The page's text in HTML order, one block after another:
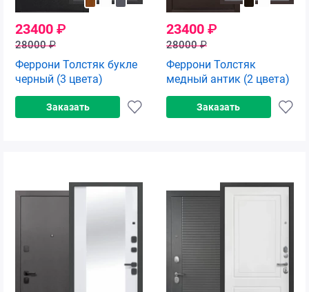
23400 ₽
28000₽
Феррони Толстяк букле
черный (3 цвета)
Заказать
23400 ₽
28000₽
Феррони Толстяк
медный антик (2 цвета)
Заказать